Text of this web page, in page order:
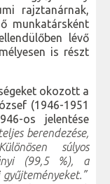
rajztanárnak,
munkatársként
lévő
is részt
okozott a
(1946-1951
os jelentése
berendezése,
súlyos
(99,5 %), a